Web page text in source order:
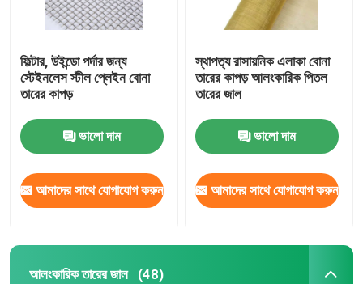
ফিল্টার, উইন্ডো পর্দার জন্য
স্টেইনলেস স্টীল প্লেইন বোনা
তারের কাপড়
ভালো দাম
আমাদের সাথে যোগাযোগ করুন
স্থাপত্য রাসায়নিক এলাকা বোনা
তারের কাপড় আলংকারিক পিতল
তারের জাল
ভালো দাম
আমাদের সাথে যোগাযোগ করুন
আলংকারিক তারের জাল (48)